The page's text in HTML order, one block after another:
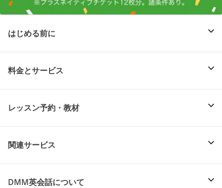
はじめる前に
料金とサービス
レッスン予約・教材
関連サービス
DMM英会話について